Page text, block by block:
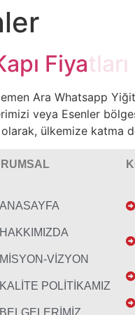
Fiyatları
Ara Whatsapp
veya Esenler
ülkemize katma
ANASAYFA
HAKKIMIZDA
MİSYON-VİZYON
KALİTE POLİTİKAMIZ
BELGELERİMİZ